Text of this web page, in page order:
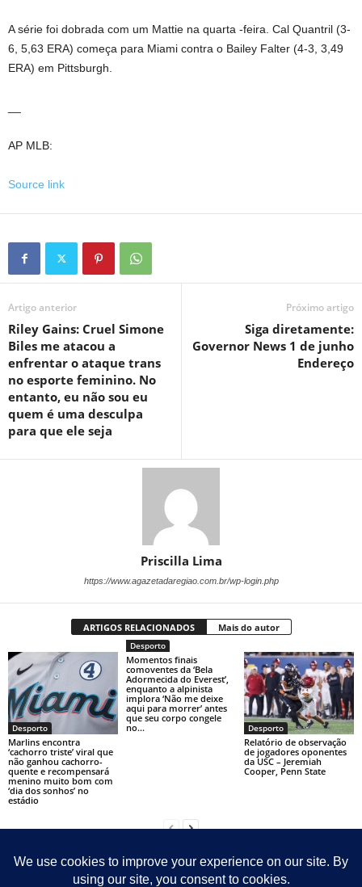
A série foi dobrada com um Mattie na quarta -feira. Cal Quantril (3-
6, 5,63 ERA) começa para Miami contra o Bailey Falter (4-3, 3,49
ERA) em Pittsburgh.
AP MLB:
Source link
Artigo anterior
Riley Gains: Cruel Simone
Biles me atacou a
enfrentar o ataque trans
no esporte feminino. No
entanto, eu não sou eu
quem é uma desculpa
para que ele seja
Próximo artigo
Siga diretamente:
Governor News 1 de junho
Endereço
Priscilla Lima
https://www.agazetadaregiao.com.br/wp-login.php
ARTIGOS RELACIONADOS Mais do autor
Desporto
Marlins encontra
‘cachorro triste’ viral que
não ganhou cachorro-
quente e recompensará
menino muito bom com
‘dia dos sonhos’ no
estádio
Desporto
Momentos finais
comoventes da ‘Bela
Adormecida do Everest’,
enquanto a alpinista
implora ‘Não me deixe
aqui para morrer’ antes
que seu corpo congele
no...
Desporto
Relatório de observação
de jogadores oponentes
da USC – Jeremiah
Cooper, Penn State